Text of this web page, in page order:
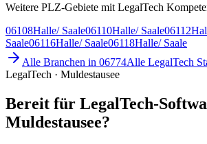
Weitere PLZ-Gebiete mit LegalTech
06108Halle/ Saale06110Halle/ Saale06112
Saale06116Halle/ Saale06118Halle/ Saale
Alle Branchen in 06774Alle LegalTech
LegalTech · Muldestausee
Bereit für LegalTech-
Muldestausee?